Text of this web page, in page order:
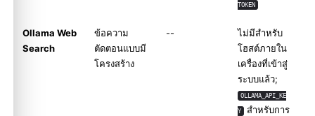
TOKEN
Ollama Web
Search
ข้อความ
ตัดตอนแบบมี
โครงสร้าง
--
ไม่มีสำหรับ
โฮสต์ภายใน
เครื่องที่เข้าสู่
ระบบแล้ว;
OLLAMA_API_KE
Y
สำหรับการ